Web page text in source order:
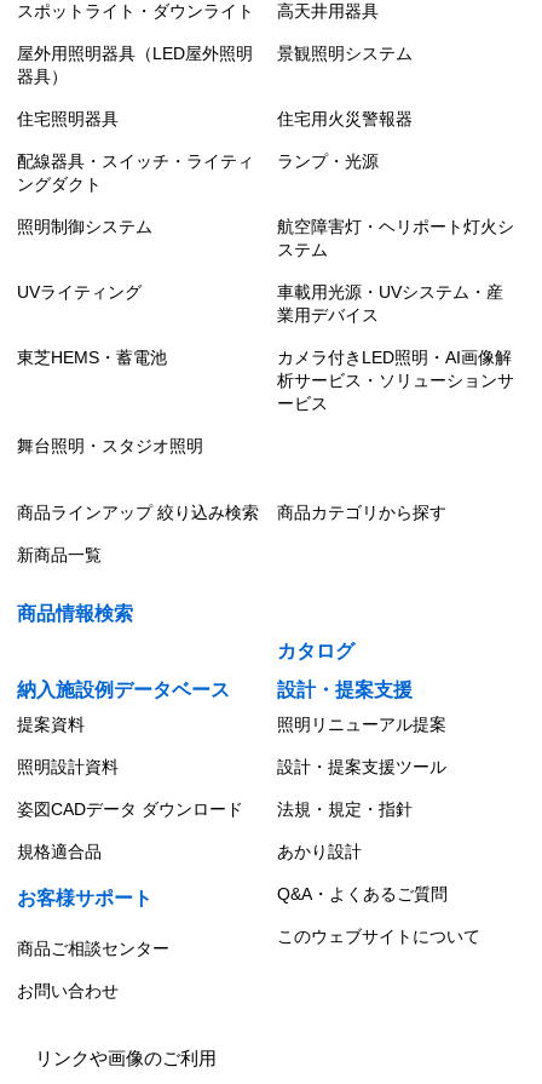
スポットライト・ダウンライト 高天井用器具
屋外用照明器具（LED屋外照明
器具）
景観照明システム
住宅照明器具 住宅用火災警報器
配線器具・スイッチ・ライティ
ングダクト
ランプ・光源
照明制御システム
航空障害灯・ヘリポート灯火シ
ステム
UVライティング
車載用光源・UVシステム・産
業用デバイス
東芝HEMS・蓄電池
カメラ付きLED照明・AI画像解
析サービス・ソリューションサ
ービス
舞台照明・スタジオ照明
商品ラインアップ 絞り込み検索 商品カテゴリから探す
新商品一覧
商品情報検索
カタログ
納入施設例データベース
設計・提案支援
提案資料 照明リニューアル提案
照明設計資料 設計・提案支援ツール
姿図CADデータ ダウンロード 法規・規定・指針
規格適合品 あかり設計
お客様サポート Q&A・よくあるご質問
商品ご相談センター
このウェブサイトについて
お問い合わせ
リンクや画像のご利用